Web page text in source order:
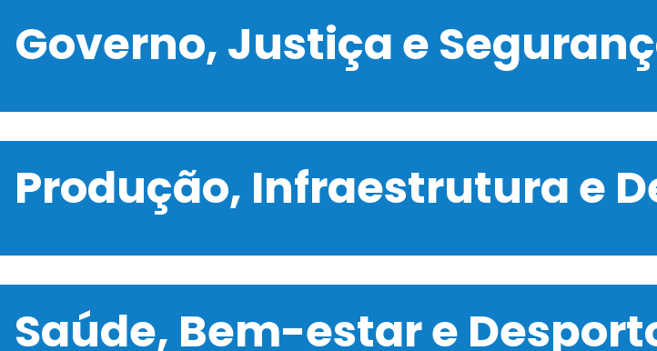
Governo, Justiça e
Produção, Infraestrutura e
Saúde, Bem-estar e